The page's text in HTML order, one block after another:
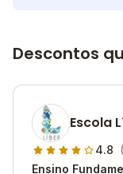
Descontos
Escola
4.8
Ensino